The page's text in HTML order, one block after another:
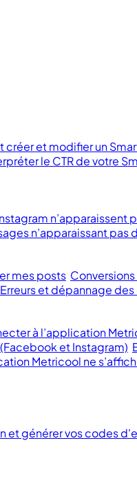
créer et modifier un
le CTR de votre
n’apparaissent
n’apparaissant pas
mes posts
Erreurs et dépannage
à l’application
et Instagram)
Metricool ne
et générer vos codes